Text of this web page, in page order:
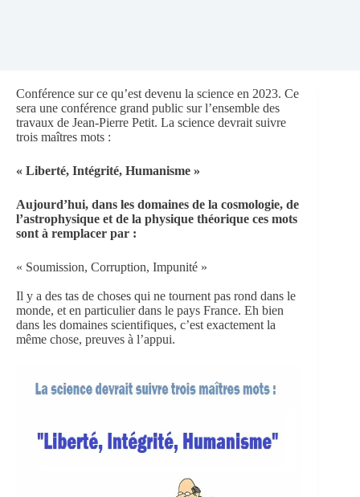
Conférence sur ce qu’est devenu la science en 2023. Ce
sera une conférence grand public sur l’ensemble des
travaux de Jean-Pierre Petit. La science devrait suivre
trois maîtres mots :
« Liberté, Intégrité, Humanisme »
Aujourd’hui, dans les domaines de la cosmologie, de
l’astrophysique et de la physique théorique ces mots
sont à remplacer par :
« Soumission, Corruption, Impunité »
Il y a des tas de choses qui ne tournent pas rond dans le
monde, et en particulier dans le pays France. Eh bien
dans les domaines scientifiques, c’est exactement la
même chose, preuves à l’appui.